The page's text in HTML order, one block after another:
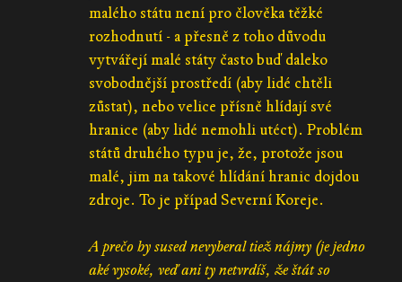
malého státu není pro člověka těžké
rozhodnutí - a přesně z toho důvodu
vytvářejí malé státy často buď daleko
svobodnější prostředí (aby lidé chtěli
zůstat), nebo velice přísně hlídají své
hranice (aby lidé nemohli utéct). Problém
států druhého typu je, že, protože jsou
malé, jim na takové hlídání hranic dojdou
zdroje. To je případ Severní Koreje.
A prečo by sused nevyberal tiež nájmy (je jedno
aké vysoké, veď ani ty netvrdíš, že štát so